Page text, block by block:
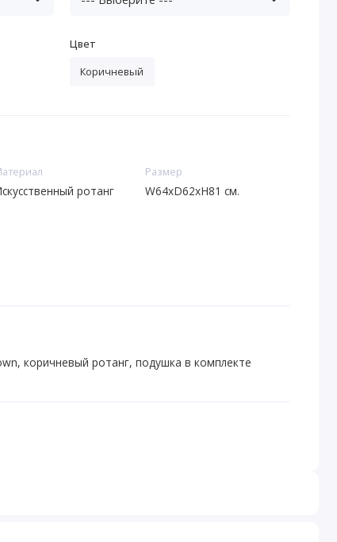
Цвет
Коричневый
ротанг
Размер
W64xD62xH81 см.
коричневый ротанг, подушка в комплекте